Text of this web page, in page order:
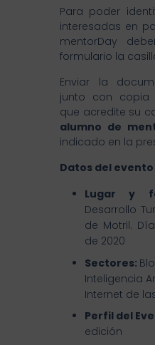
Para poder
interesadas en
mentorDay
formulario la
Enviar la
junto con
que acredite su
alumno de
indicado en la
Datos del evento
Lugar y
Desarrollo
de Motril.
de 2020
Sectores:
Inteligencia
Internet de
Perfil del
edición